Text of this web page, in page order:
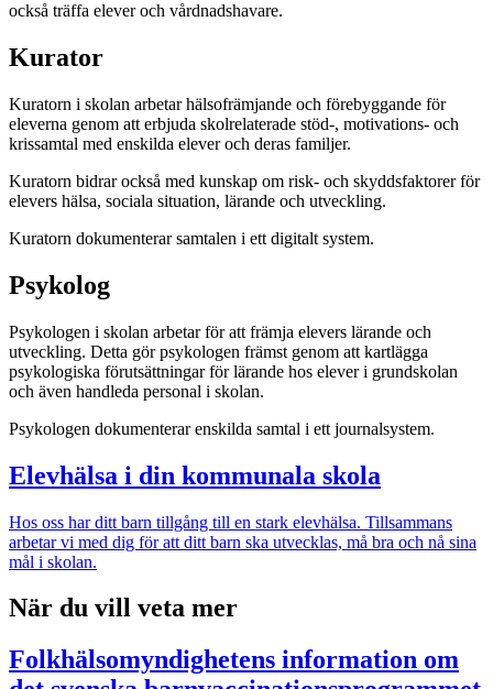
också träffa elever och vårdnadshavare.
Kurator
Kuratorn i skolan arbetar hälsofrämjande och förebyggande för
eleverna genom att erbjuda skolrelaterade stöd-, motivations- och
krissamtal med enskilda elever och deras familjer.
Kuratorn bidrar också med kunskap om risk- och skyddsfaktorer för
elevers hälsa, sociala situation, lärande och utveckling.
Kuratorn dokumenterar samtalen i ett digitalt system.
Psykolog
Psykologen i skolan arbetar för att främja elevers lärande och
utveckling. Detta gör psykologen främst genom att kartlägga
psykologiska förutsättningar för lärande hos elever i grundskolan
och även handleda personal i skolan.
Psykologen dokumenterar enskilda samtal i ett journalsystem.
Elevhälsa i din kommunala skola
Hos oss har ditt barn tillgång till en stark elevhälsa. Tillsammans
arbetar vi med dig för att ditt barn ska utvecklas, må bra och nå sina
mål i skolan.
När du vill veta mer
Folkhälsomyndighetens information om